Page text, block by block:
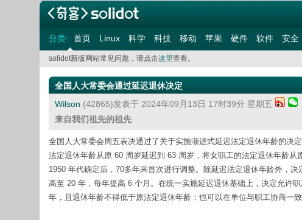
分类: 首页 Linux 科学 科技 移动 苹果 硬件 软件 安全
solidot新版网站常见问题，请点击这里查看。
全国人大常委会通过延迟退休决定
Wilson (42865)发表于 2024年09月13日 17时39分 星期五
来自我们祖先的祖先
全国人大常委会周五表决通过了关于实施渐进式延迟法定退休年龄的决
法定退休年龄从原 60 周岁延迟到 63 周岁，将女职工的法定退休年龄
1950 年代确定后，70多年来首次进行调整。除延迟法定退休年龄外，
高至 20 年，每年提高 6 个月。在统一实施延迟退休基础上，决定允许
年，且退休年龄不得低于原法定退休年龄；也可以在单位与职工协商一